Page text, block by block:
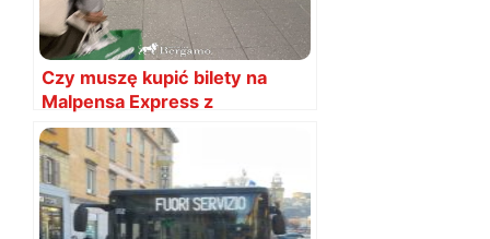
Czy muszę kupić bilety na
Malpensa Express z
wyprzedzeniem?